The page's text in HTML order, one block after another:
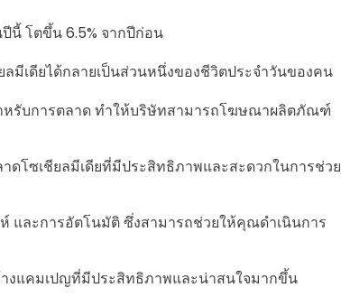
นี้ โตขึ้น 6.5% จากปีก่อน
มีเดียได้กลายเป็นส่วนหนึ่งของชีวิตประจำวันของคน
รับการตลาด ทำให้บริษัทสามารถโฆษณาผลิตภัณฑ์
ดโซเชียลมีเดียที่มีประสิทธิภาพและสะดวกในการช่วย
และการอัตโนมัติ ซึ่งสามารถช่วยให้คุณดำเนินการ
างแคมเปญที่มีประสิทธิภาพและน่าสนใจมากขึ้น